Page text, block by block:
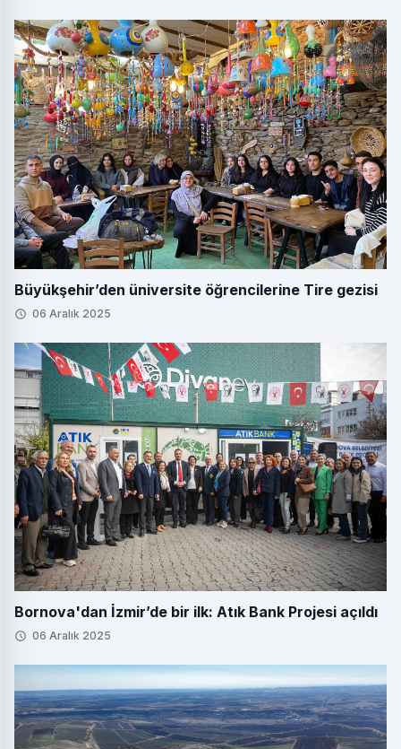
Büyükşehir’den üniversite öğrencilerine Tire gezisi
06 Aralık 2025
Bornova'dan İzmir’de bir ilk: Atık Bank Projesi açıldı
06 Aralık 2025